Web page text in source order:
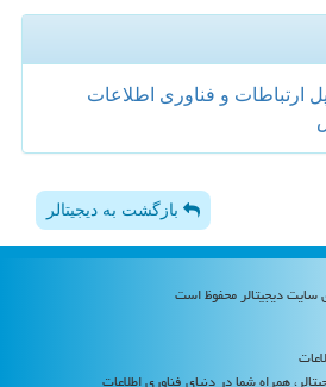
اپل ارتباطات و فناوری اطلاعات
بازگشت به دیجیتالر
همراه شما در دنیای فناوری اطلاعات